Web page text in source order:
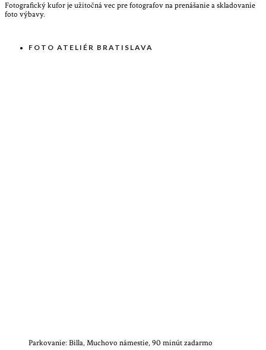
Fotografický kufor je užitočná vec pre fotografov na prenášanie a skladovanie
foto výbavy.
FOTO ATELIÉR BRATISLAVA
Parkovanie: Billa, Muchovo námestie, 90 minút zadarmo